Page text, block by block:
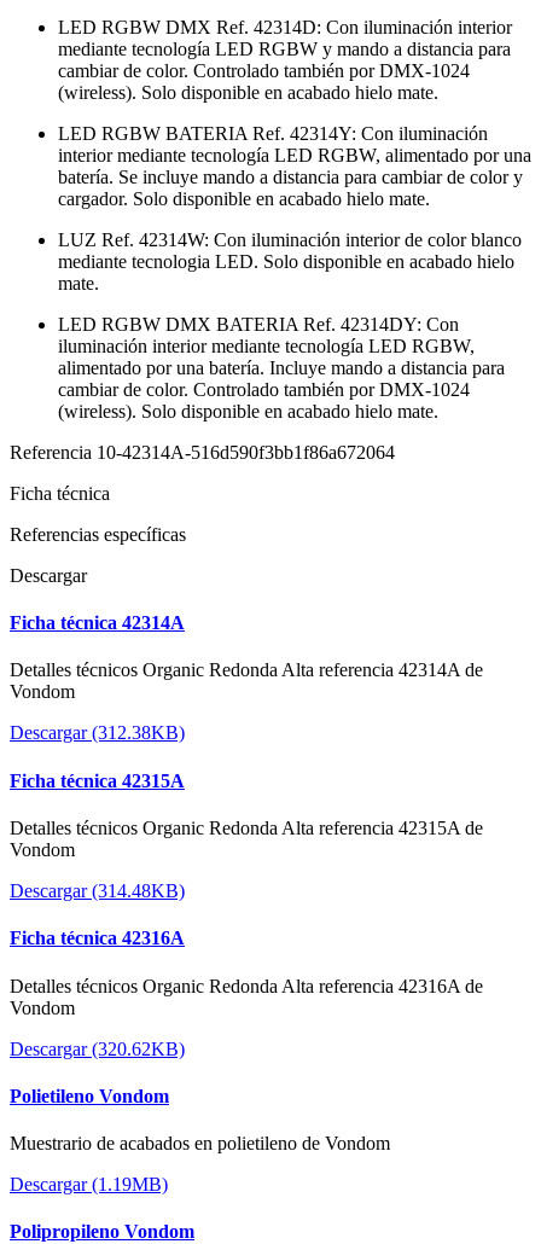
LED RGBW DMX Ref. 42314D: Con iluminación interior
mediante tecnología LED RGBW y mando a distancia para
cambiar de color. Controlado también por DMX-1024
(wireless). Solo disponible en acabado hielo mate.
LED RGBW BATERIA Ref. 42314Y: Con iluminación
interior mediante tecnología LED RGBW, alimentado por una
batería. Se incluye mando a distancia para cambiar de color y
cargador. Solo disponible en acabado hielo mate.
LUZ Ref. 42314W: Con iluminación interior de color blanco
mediante tecnologia LED. Solo disponible en acabado hielo
mate.
LED RGBW DMX BATERIA Ref. 42314DY: Con
iluminación interior mediante tecnología LED RGBW,
alimentado por una batería. Incluye mando a distancia para
cambiar de color. Controlado también por DMX-1024
(wireless). Solo disponible en acabado hielo mate.
Referencia 10-42314A-516d590f3bb1f86a672064
Ficha técnica
Referencias específicas
Descargar
Ficha técnica 42314A
Detalles técnicos Organic Redonda Alta referencia 42314A de
Vondom
Descargar (312.38KB)
Ficha técnica 42315A
Detalles técnicos Organic Redonda Alta referencia 42315A de
Vondom
Descargar (314.48KB)
Ficha técnica 42316A
Detalles técnicos Organic Redonda Alta referencia 42316A de
Vondom
Descargar (320.62KB)
Polietileno Vondom
Muestrario de acabados en polietileno de Vondom
Descargar (1.19MB)
Polipropileno Vondom